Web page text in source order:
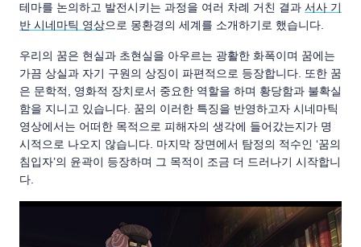
테마를 논의하고 발전시키는 과정을 여러 차례 거친 결과 서사 기
반 시네마틱 영상으로 몽환경의 세계를 소개하기로 했습니다.
우리의 꿈은 현실과 초현실을 아우르는 광활한 화폭이며 꿈에는
가끔 상실과 자기 구원의 상징이 파편적으로 등장합니다. 또한 꿈
은 문학적, 영화적 장치로서 중요한 역할을 하며 황당함과 불확실
함을 지니고 있습니다. 꿈의 이러한 특징을 반영하고자 시네마틱
영상에서는 어떠한 목적으로 피해자의 생각에 들어갔는지가 명
시적으로 나오지 않습니다. 마지막 장면에서 탐정의 적수인 ‘꿈의
침입자’의 윤곽이 등장하며 그 목적이 조금 더 드러나기 시작합니
다.